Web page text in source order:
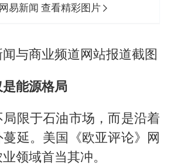
易新闻 查看精彩图片
与商业频道网站报道截图
能源格局
限于石油市场，而是沿着
延。美国《欧亚评论》网
领域首当其冲。